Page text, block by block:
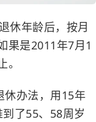
休年龄后，按月
果是2011年7月1
休办法，用15年
了55、58周岁